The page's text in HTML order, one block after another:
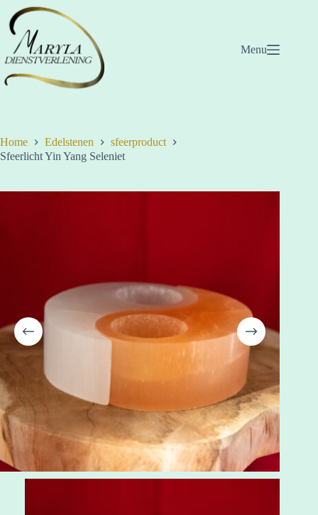
naar
de
inhoud
Menu
Home Edelstenen
sfeerproduct
Sfeerlicht Yin Yang Seleniet